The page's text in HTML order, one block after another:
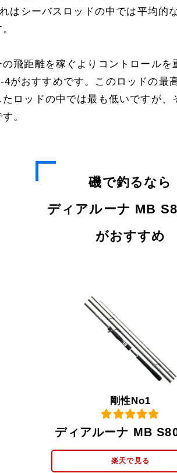
はシーバスロッドの中では平均的
飛距離を稼ぐよりコントロールを
がおすすめです。このロッドの最
ロッドの中では最も低いですが、
。
磯で釣るなら
ディアルーナ MB
がおすすめ
剛性No1
ディアルーナ MB
楽天で見る